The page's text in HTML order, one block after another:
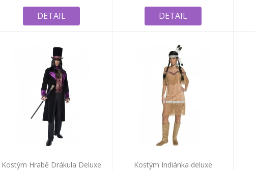
DETAIL DETAIL
Kostým Hrabě Drákula Deluxe Kostým Indiánka deluxe